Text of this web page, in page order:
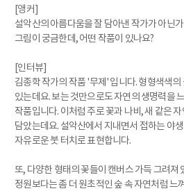
[앵커]
설악산의 아름다움을 잘 담아낸 작가가 아닌
그림이 궁금한데, 어떤 작품이 있나요?
[인터뷰]
김종학 작가의 작품 '무제' 입니다. 형형색색의
있는데요. 보는 것만으로도 자연의 생명력을
작품입니다. 이처럼 주로 꽃과 나비, 새 같은
담았는데요. 설악산에서 지내면서 접하는 야
자유로운 붓 터치로 표현합니다.
또, 다양한 형태의 꽃들이 캔버스 가득 그려져
정원보다는 좀 더 원초적인 숲 속 자연처럼 느